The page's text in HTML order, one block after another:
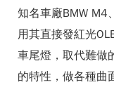
知名車廠BMW M4
用其直接發紅光
車尾燈，取代難做
的特性，做各種曲